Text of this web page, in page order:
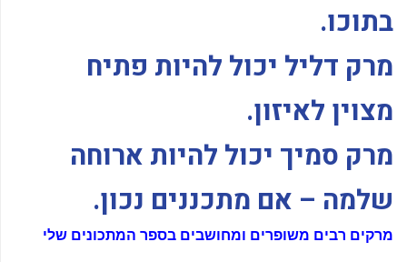
בתוכו.
מרק דליל יכול להיות פתיח
מצוין לאיזון.
מרק סמיך יכול להיות ארוחה
שלמה – אם מתכננים נכון.
מרקים רבים משופרים ומחושבים בספר המתכונים שלי